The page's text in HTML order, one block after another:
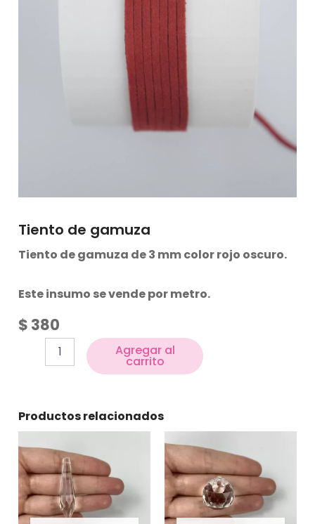
Tiento de gamuza
Tiento de gamuza de 3 mm color rojo oscuro.
Este insumo se vende por metro.
$ 380
Agregar al
carrito
Productos relacionados